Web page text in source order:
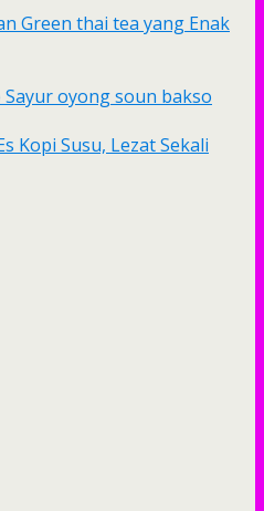
Green thai tea yang Enak
Sayur oyong soun bakso
Kopi Susu, Lezat Sekali